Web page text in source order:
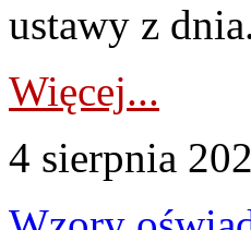
ustawy z
Więcej...
4 sierpnia